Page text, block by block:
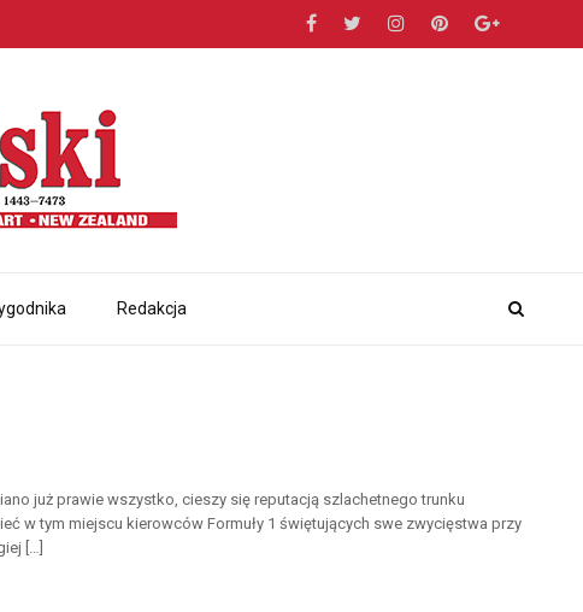
Redakcja
już prawie wszystko, cieszy się reputacją szlachetnego trunku
w tym miejscu kierowców Formuły 1 świętujących swe zwycięstwa przy
[…]